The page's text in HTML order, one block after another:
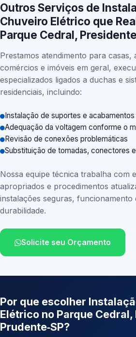
Outros Serviços de
Chuveiro Elétrico que
Parque Cedral,
Prestamos atendimento para casas,
comércios e imóveis em geral,
especializados ligados a duchas e
residenciais, incluindo:
Instalação de suportes e
Adequação da voltagem conforme o
Revisão de conexões problemáticas
Substituição de tomadas, conectores
Nossa equipe técnica trabalha com
apropriados e procedimentos
instalações seguras, funcionamento
durabilidade.
Solicite seu Orçamento
Por que escolher
Elétrico no Parque
Prudente‑SP?